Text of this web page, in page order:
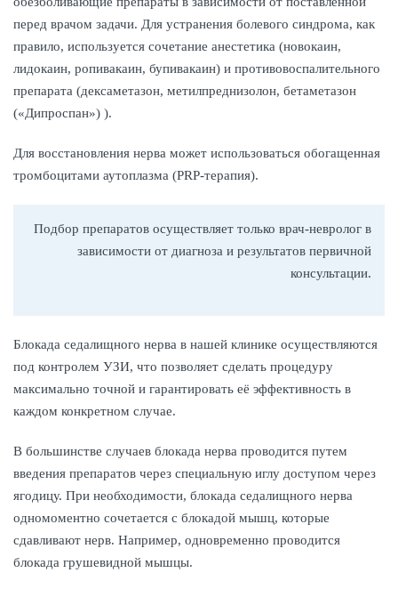
перед врачом задачи. Для устранения болевого синдрома, как
правило, используется сочетание анестетика (новокаин,
лидокаин, ропивакаин, бупивакаин) и противовоспалительного
препарата (дексаметазон, метилпреднизолон, бетаметазон
(«Дипроспан») ).
Для восстановления нерва может использоваться обогащенная
тромбоцитами аутоплазма (PRP-терапия).
Подбор препаратов осуществляет только врач-невролог в
зависимости от диагноза и результатов первичной
консультации.
Блокада седалищного нерва в нашей клинике осуществляются
под контролем УЗИ, что позволяет сделать процедуру
максимально точной и гарантировать её эффективность в
каждом конкретном случае.
В большинстве случаев блокада нерва проводится путем
введения препаратов через специальную иглу доступом через
ягодицу. При необходимости, блокада седалищного нерва
одномоментно сочетается с блокадой мышц, которые
сдавливают нерв. Например, одновременно проводится
блокада грушевидной мышцы.